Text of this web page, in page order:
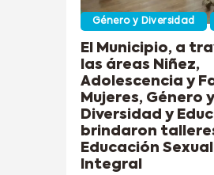
Género y Diversidad
El Municipio, a
las áreas Niñez,
Adolescencia y
Mujeres, Género y
Diversidad y
brindaron
Educación Sexual
Integral